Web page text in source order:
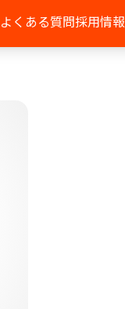
よくある質問採用情報